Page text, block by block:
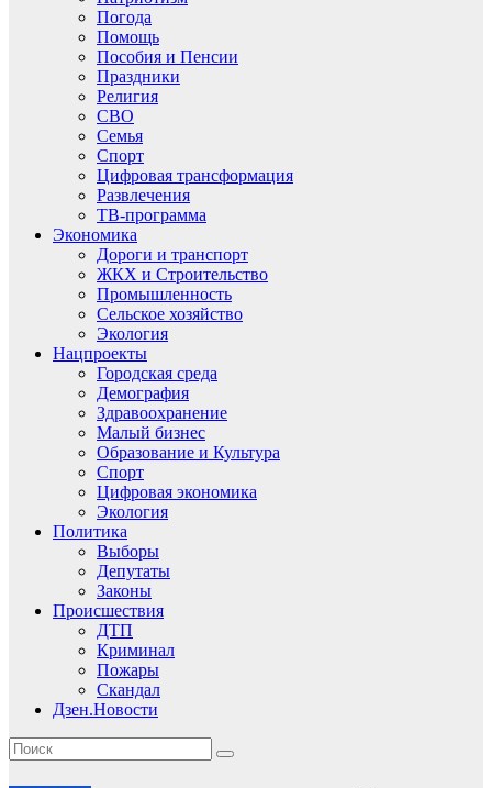
Погода
Помощь
Пособия и Пенсии
Праздники
Религия
СВО
Семья
Спорт
Цифровая трансформация
Развлечения
ТВ-программа
Экономика
Дороги и транспорт
ЖКХ и Строительство
Промышленность
Сельское хозяйство
Экология
Нацпроекты
Городская среда
Демография
Здравоохранение
Малый бизнес
Образование и Культура
Спорт
Цифровая экономика
Экология
Политика
Выборы
Депутаты
Законы
Происшествия
ДТП
Криминал
Пожары
Скандал
Дзен.Новости